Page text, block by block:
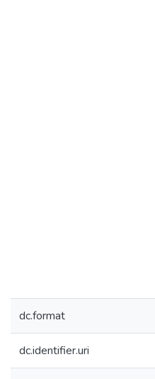
dc.format
dc.identifier.uri